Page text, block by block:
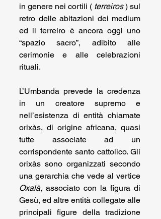
in genere nei cortili ( terreiros ) sul
retro delle abitazioni dei medium
ed il terreiro è ancora oggi uno
“spazio sacro”, adibito alle
cerimonie e alle celebrazioni
rituali.
L’Umbanda prevede la credenza
in un creatore supremo e
nell’esistenza di entità chiamate
orixàs, di origine africana, quasi
tutte associate ad un
corrispondente santo cattolico. Gli
orixàs sono organizzati secondo
Oxalà, associato con la figura di
Gesù, ed altre entità collegate alle
principali figure della tradizione